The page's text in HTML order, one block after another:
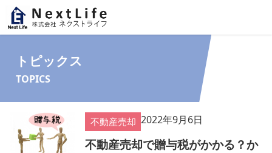
内容をスキップ
トピックス
TOPICS
不動産売却 2022年9月6日
不動産売却で贈与税がかかる？か